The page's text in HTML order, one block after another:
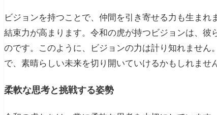
ビジョンを持つことで、仲間を引き寄せる力も生ま
結束力が高まります。令和の虎が持つビジョンは、
のです。このように、ビジョンの力は計り知れませ
で、素晴らしい未来を切り開いていけるかもしれませ
柔軟な思考と挑戦する姿勢